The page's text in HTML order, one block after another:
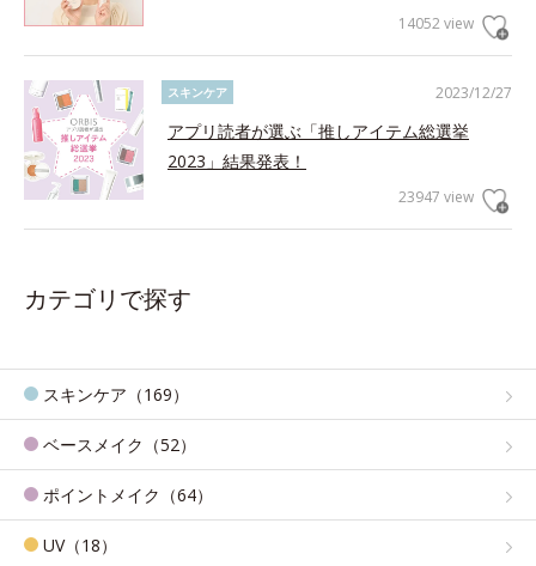
14052 view
2023/12/27
スキンケア
アプリ読者が選ぶ「推しアイテム総選挙
2023」結果発表！
23947 view
カテゴリで探す
スキンケア（169）
ベースメイク（52）
ポイントメイク（64）
UV（18）